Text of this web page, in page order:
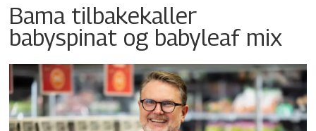
Bama tilbakekaller
babyspinat og babyleaf mix